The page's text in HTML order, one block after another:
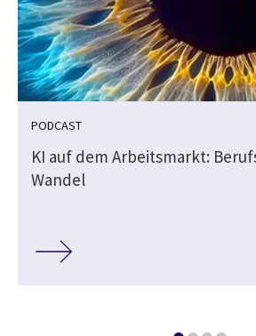
PODCAST
KI auf dem Arbeitsmarkt:
Wandel